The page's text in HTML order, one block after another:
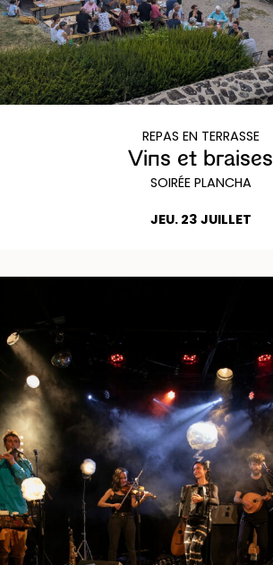
REPAS EN TERRASSE
Vins et braises
SOIRÉE PLANCHA
JEU. 23 JUILLET